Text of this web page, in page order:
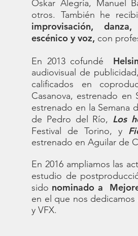
Óskar Alegría, Manuel
otros. También he
improvisación,
escénico y voz, con
En 2013 cofundé
audiovisual de publicidad,
calificados en
Casanova, estrenado en
estrenado en la Semana
de Pedro del Río, Los
Festival de Torino, y
estrenado en Aguilar de
En 2016 ampliamos las
estudio de
sido nominado a
en el que nos
y VFX.